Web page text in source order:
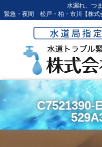
水漏れ、つ
緊急・夜間 松戸・柏・市川【株式
C7521390-